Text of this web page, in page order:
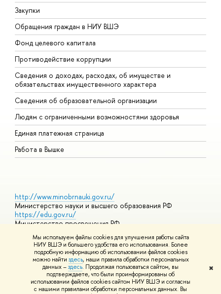
Мы используем файлы cookies для улучшения работы сайта
НИУ ВШЭ и большего удобства его использования. Более
подробную информацию об использовании файлов cookies
можно найти здесь, наши правила обработки персональных
данных –здесь. Продолжая пользоваться сайтом, вы
подтверждаете, что были проинформированы об
использовании файлов cookies сайтом НИУ ВШЭ и согласны
с нашими правилами обработки персональных данных. Вы
✖
Закупки
Обращения граждан в НИУ ВШЭ
Фонд целевого капитала
Противодействие коррупции
Сведения о доходах, расходах, об имуществе и
обязательствах имущественного характера
Сведения об образовательной организации
Людям с ограниченными возможностями здоровья
Единая платежная страница
Работа в Вышке
http://www.minobrnauki.gov.ru/
Министерство науки и высшего образования РФ
https://edu.gov.ru/
Министерство просвещения РФ
https://elearning.hse.ru/mooc
Массовые открытые онлайн-курсы
© НИУ ВШЭ 1993–2026 Адреса и контактыУсловия
использования материалов Политика конфиденциальности